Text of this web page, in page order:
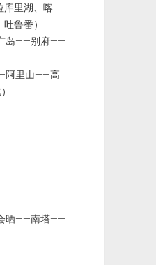
库里湖、喀
鲁番）
岛——别府——
阿里山——高
晒——南塔——